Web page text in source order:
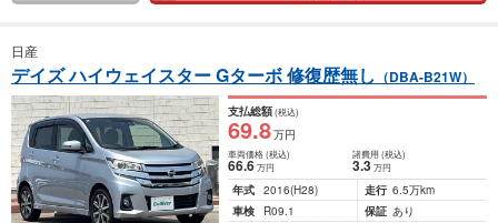
日産
デイズ ハイウェイスター Gターボ 修復歴無し （DBA-B21W）
支払総額(税込)
69.8万円
車両価格(税込)
66.6万円
諸費用 (税込)
3.3 万円
年式 2016(H28) 走行 6.5万km
車検
R09.1 保証 あり